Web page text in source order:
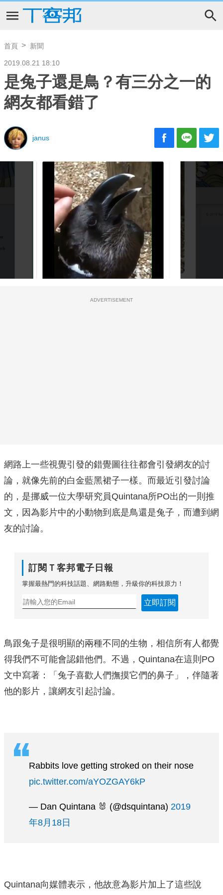
首頁 新聞
2019.08.21 18:10
是兔子還是鳥？有三分之一的
網友都看錯了
janus
ADVERTISEMENT
網路上一些視覺引發的錯覺圖往往都會引發網友的討
論，就像先前的白金藍黑裙子一樣。而最近引發討論
的，是挪威一位大學研究員Quintana所PO出的一則推
文，因為影片中的小動物到底是鳥還是兔子，而遭到網
友的討論。
訂閱Ｔ客邦電子日報
掌握最熱門的科技話題、網路動態，升級你的科技原力！
立即訂閱
鳥跟兔子是很明顯的兩種不同的生物，相信所有人都覺
得我們不可能會認錯他們。不過，Quintana在這則PO
文中寫著：「兔子喜歡人們撫摸它們的鼻子」，伴隨著
他的影片，讓網友引起討論。
Rabbits love getting stroked on their nose
pic.twitter.com/aYOZGAY6kP
— Dan Quintana 🐰 (@dsquintana) 2019
年8月18日
Quintana向媒體表示，他故意為影片加上了這些說